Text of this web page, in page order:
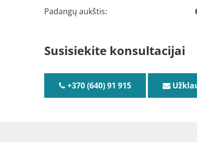
Padangų aukštis:
Susisiekite konsultacijai
+370 (640) 91 915